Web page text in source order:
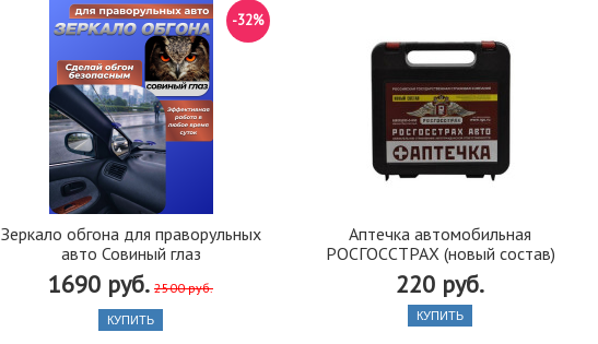
Зеркало обгона для праворульных
авто Совиный глаз
1690 руб. 2500 руб.
-32%
КУПИТЬ
Аптечка автомобильная
РОСГОССТРАХ (новый состав)
220 руб.
КУПИТЬ